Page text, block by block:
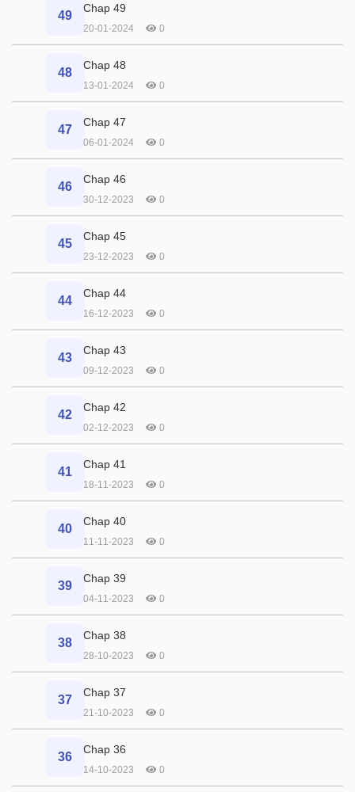
49
Chap 49
20-01-2024 0
48
Chap 48
13-01-2024 0
47
Chap 47
06-01-2024 0
46
Chap 46
30-12-2023 0
45
Chap 45
23-12-2023 0
44
Chap 44
16-12-2023 0
43
Chap 43
09-12-2023 0
42
Chap 42
02-12-2023 0
41
Chap 41
18-11-2023 0
40
Chap 40
11-11-2023 0
39
Chap 39
04-11-2023 0
38
Chap 38
28-10-2023 0
37
Chap 37
21-10-2023 0
36
Chap 36
14-10-2023 0